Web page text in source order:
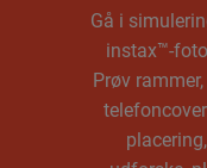
Gå i
instax™-
Prøv